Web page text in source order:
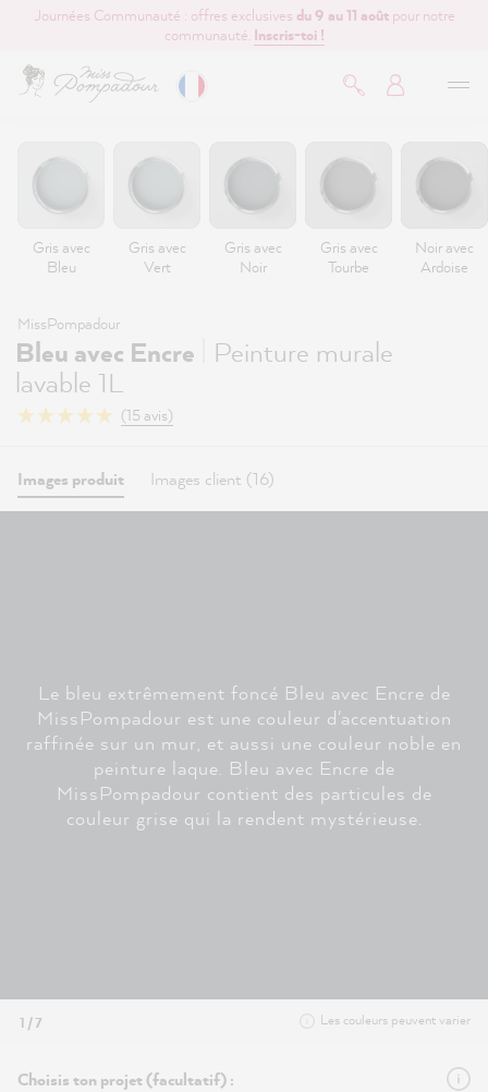
principal
Journées Communauté : offres exclusives du 9 au 11 aoûtpour notre
communauté. Inscris-toi !
Gris avec
Bleu
Gris avec
Vert
Gris avec
Noir
Gris avec
Tourbe
Noir avec
Ardoise
MissPompadour
Bleu avec Encre
Peinture murale
lavable 1L
(15 avis)
Images produit Images client (16)
Le bleu extrêmement foncé Bleu avec Encre de
MissPompadour est une couleur d'accentuation
raffinée sur un mur, et aussi une couleur noble en
peinture laque. Bleu avec Encre de
MissPompadour contient des particules de
couleur grise qui la rendent mystérieuse.
1 / 7 Les couleurs peuvent varier
Choisis ton projet (facultatif) :